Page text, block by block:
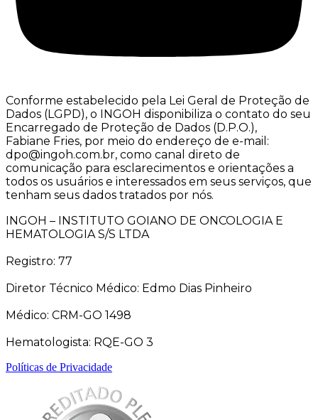
Conforme estabelecido pela Lei Geral de Proteção de
Dados (LGPD), o INGOH disponibiliza o contato do seu
Encarregado de Proteção de Dados (D.P.O.),
Fabiane Fries, por meio do endereço de e-mail:
dpo@ingoh.com.br, como canal direto de
comunicação para esclarecimentos e orientações a
todos os usuários e interessados em seus serviços, que
tenham seus dados tratados por nós.
INGOH – INSTITUTO GOIANO DE ONCOLOGIA E
HEMATOLOGIA S/S LTDA
Registro: 77
Diretor Técnico Médico: Edmo Dias Pinheiro
Médico: CRM-GO 1498
Hematologista: RQE-GO 3
Políticas de Privacidade